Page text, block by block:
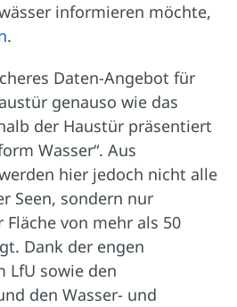
informieren möchte,
.
Daten-Angebot für
genauso wie das
der Haustür präsentiert
Wasser“. Aus
hier jedoch nicht alle
Seen, sondern nur
von mehr als 50
Dank der engen
LfU sowie den
den Wasser- und